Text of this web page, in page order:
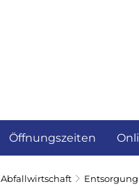
Öffnungszeiten
Abfallwirtschaft Entsorgung